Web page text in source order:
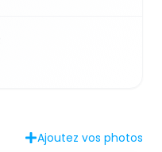
Ajoutez vos photos